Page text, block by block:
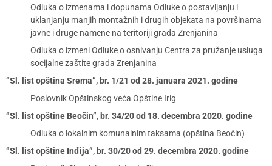
Odluka o izmenama i dopunama Odluke o postavljanju i
uklanjanju manjih montažnih i drugih objekata na površinama
javne i druge namene na teritoriji grada Zrenjanina
Odluka o izmeni Odluke o osnivanju Centra za pružanje usluga
socijalne zaštite grada Zrenjanina
“Sl. list opština Srema”, br. 1/21 od 28. januara 2021. godine
Poslovnik Opštinskog veća Opštine Irig
“Sl. list opštine Beočin”, br. 34/20 od 18. decembra 2020. godine
Odluka o lokalnim komunalnim taksama (opština Beočin)
“Sl. list opštine Inđija”, br. 30/20 od 29. decembra 2020. godine